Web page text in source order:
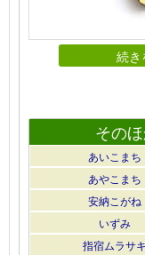
続き
その
あいこまち
あやこまち
安納こがね
いずみ
指宿ムラサキ